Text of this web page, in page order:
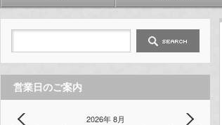
営業日のご案内
2026年 8月